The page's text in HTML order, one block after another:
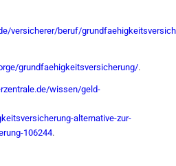
versicherer/beruf/
grundfaehigkeitsversicherung/.
wissen/geld-
alternative-zur-
106244.